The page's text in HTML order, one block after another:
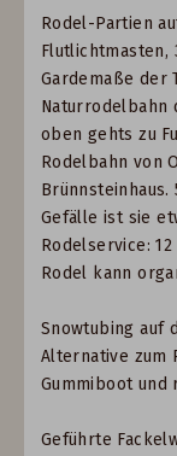
Rodel-Partien
Flutlichtmasten,
Gardemaße der
Naturrodelbahn
oben gehts zu
Rodelbahn von
Gefälle ist sie
Rodelservice:
Rodel kann
Snowtubing auf
Alternative zum
Gummiboot und
Geführte